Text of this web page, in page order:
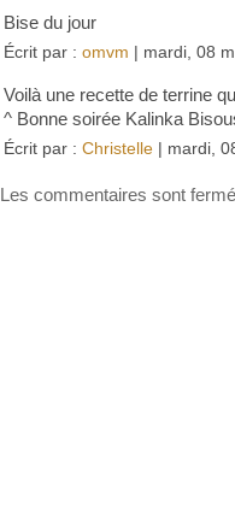
Bise du jour
Écrit par : omvm | mardi, 08
Voilà une recette de terrine
^ Bonne soirée Kalinka
Écrit par : Christelle| mardi,
Les commentaires sont